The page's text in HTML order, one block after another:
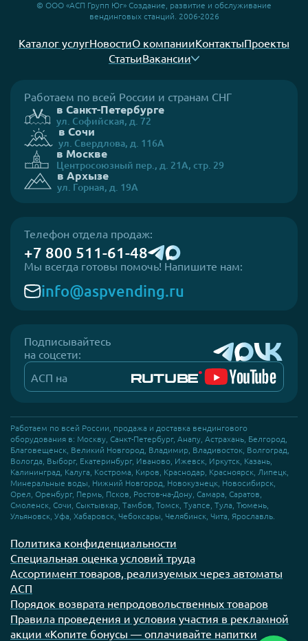
© ООО «АСП Групп Юг» Создание, развитие и обслуживание
вендинговых станций. 2006-2026
Каталог услугНовостиО компанииКонтактыПроекты
СтатьиВакансии
Работаем по всей России и странам СНГ
в Санкт-Петербурге
ул. Софийская, д. 72
в Сочи
ул. Свердлова, д. 116А
в Москве
Центросоюзный пер., д. 21А, стр. 29
в Архызе
ул. Горная, д. 19А
Телефон отдела продаж:
+7 800 511-61-48
Мы всегда готовы помочь! Напишите нам:
info@aspvending.ru
Подписывайтесь
на соцсети:
АСП на
Работаем по всей России, продажа и доставка вендингового
оборудования в: Москву, Санкт-Петербург, Анапу, Астрахань, Белгород,
Благовещенск, Великий Новгород, Владимир, Владивосток, Волгоград,
Вологда, Выборг, Екатеринбург, Иваново, Ижевск, Иркутск, Казань,
Калининград, Калуга, Кострома, Киров, Краснодар, Красноярск, Липецк,
Минеральные воды, Нижний Новгород, Новокузнецк, Новосибирск,
Орел, Оренбург, Пермь, Псков, Ростов-на-Дону, Самара, Саратов,
Смоленск, Сочи, Сыктывкар, Тамбов, Томск, Туапсе, Тула, Тюмень,
Ульяновск, Уфа, Хабаровск, Чебоксары, Челябинск, Чита, Ярославль.
Политика конфиденциальности
Специальная оценка условий труда
Ассортимент товаров, реализуемых через автоматы
АСП
Порядок возврата непродовольственных товаров
Правила проведения и условия участия в рекламной
акции «Копите бонусы — оплачивайте напитки